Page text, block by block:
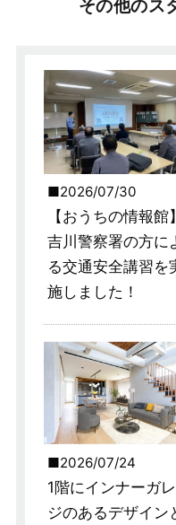
その他のス
2026/07/30
【おうちの情報館】
吉川警察署の方に
る交通安全講習を
施しました！
2026/07/24
1階にインナーガ
ジのあるデザイン